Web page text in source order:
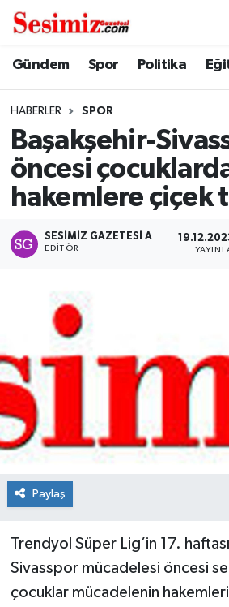
Gündem Spor Politika
HABERLER SPOR
Başakşehir-
öncesi
hakemlere çiçek
SESIMIZ GAZETESI A
EDITÖR
Paylaş
Trendyol Süper Lig’in 17.
Sivasspor mücadelesi öncesi
çocuklar mücadelenin
Dünya
Ekonomi
Genel
Gündem
Politika
Sağlık
Spor
Teknoloji
Nöbetçi Eczaneler
Namaz Vakitleri
Trafik Durumu
Süper Lig Puan Durumu ve
Son Dakika Haberleri
Haber Arşivi